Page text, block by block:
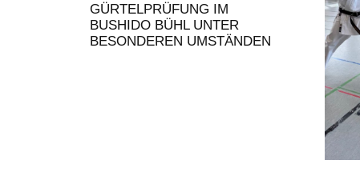
GÜRTELPRÜFUNG IM
BUSHIDO BÜHL UNTER
BESONDEREN UMSTÄNDEN